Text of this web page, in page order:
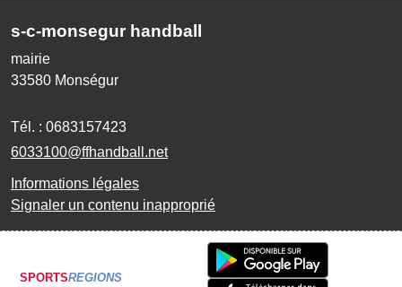
s-c-monsegur handball
mairie
33580 Monségur
Tél. : 0683157423
6033100@ffhandball.net
Informations légales
Signaler un contenu inapproprié
SPORTSREGIONS